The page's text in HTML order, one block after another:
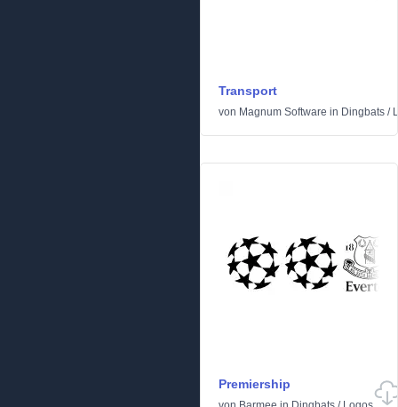
Transport
von Magnum Software in Dingbats /
Premiership